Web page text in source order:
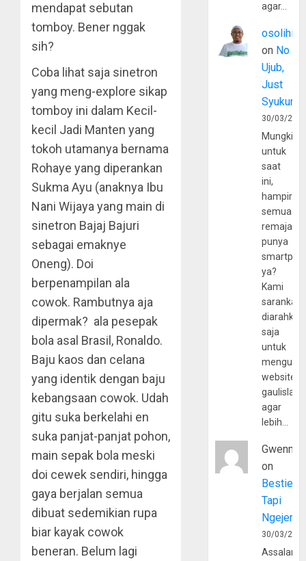
mendapat sebutan
tomboy. Bener nggak
sih?
Coba lihat saja sinetron
yang meng-explore sikap
tomboy ini dalam Kecil-
kecil Jadi Manten yang
tokoh utamanya bernama
Rohaye yang diperankan
Sukma Ayu (anaknya Ibu
Nani Wijaya yang main di
sinetron Bajaj Bajuri
sebagai emaknye
Oneng). Doi
berpenampilan ala
cowok. Rambutnya aja
dipermak? ala pesepak
bola asal Brasil, Ronaldo.
Baju kaos dan celana
yang identik dengan baju
kebangsaan cowok. Udah
gitu suka berkelahi en
suka panjat-panjat pohon,
main sepak bola meski
doi cewek sendiri, hingga
gaya berjalan semua
dibuat sedemikian rupa
biar kayak cowok
beneran. Belum lagi
agar…
osolihin
on No
Ujub,
Just
Syukur
30/03/
Mungkin
untuk
saat
ini,
hampir
semua
remaja
punya
ya?
Kami
sarankan,
diarahkan
saja
untuk
website
agar
lebih…
Gwenny
on
Bestie
Tapi
30/03/